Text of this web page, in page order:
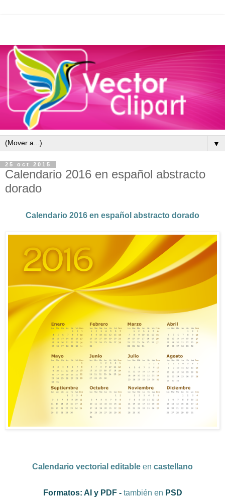
▼
25 oct 2015
Calendario 2016 en español abstracto
dorado
Calendario 2016 en español abstracto dorado
Calendario vectorial editable en castellano
Formatos: AI y PDF -también en PSD